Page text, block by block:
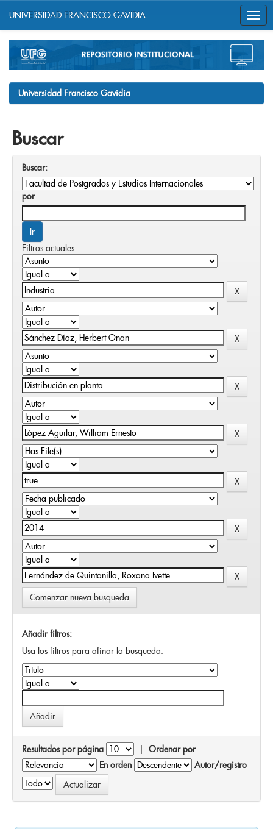
navigation
UNIVERSIDAD FRANCISCO GAVIDIA
Universidad Francisco Gavidia
Buscar
Buscar:
por
Filtros actuales:
Comenzar nueva busqueda
Añadir filtros:
Usa los filtros para afinar la busqueda.
Resultados por página | Ordenar por
En orden
Autor/registro